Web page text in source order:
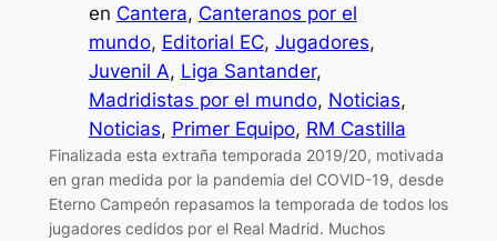
en Cantera, Canteranos por el
mundo, Editorial EC, Jugadores
Juvenil A, Liga Santander
Madridistas por el mundo, Noticias
Noticias, Primer Equipo, RM Castilla
Finalizada esta extraña temporada 2019/20, motivada
en gran medida por la pandemia del COVID-19, desde
Eterno Campeón repasamos la temporada de todos los
jugadores cedidos por el Real Madrid. Muchos